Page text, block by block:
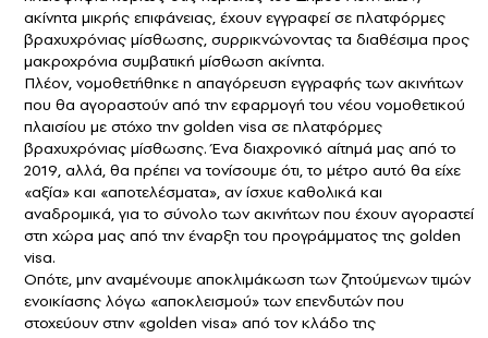
ακίνητα μικρής επιφάνειας, έχουν εγγραφεί σε πλατφόρμες
βραχυχρόνιας μίσθωσης, συρρικνώνοντας τα διαθέσιμα προς
μακροχρόνια συμβατική μίσθωση ακίνητα.
Πλέον, νομοθετήθηκε η απαγόρευση εγγραφής των ακινήτων
που θα αγοραστούν από την εφαρμογή του νέου νομοθετικού
πλαισίου με στόχο την golden visa σε πλατφόρμες
βραχυχρόνιας μίσθωσης. Ένα διαχρονικό αίτημά μας από το
2019, αλλά, θα πρέπει να τονίσουμε ότι, το μέτρο αυτό θα είχε
«αξία» και «αποτελέσματα», αν ίσχυε καθολικά και
αναδρομικά, για το σύνολο των ακινήτων που έχουν αγοραστεί
στη χώρα μας από την έναρξη του προγράμματος της golden
visa.
Οπότε, μην αναμένουμε αποκλιμάκωση των ζητούμενων τιμών
ενοικίασης λόγω «αποκλεισμού» των επενδυτών που
στοχεύουν στην «golden visa» από τον κλάδο της